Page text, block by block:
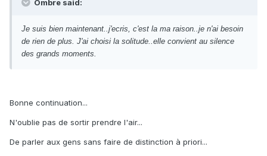
Ombre said:
Je suis bien maintenant..j'ecris, c'est la ma raison..je n'ai besoin
de rien de plus. J'ai choisi la solitude..elle convient au silence
des grands moments.
Bonne continuation...
N'oublie pas de sortir prendre l'air...
De parler aux gens sans faire de distinction à priori...